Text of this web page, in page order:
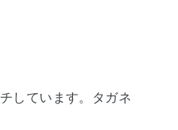
しています。タガネ